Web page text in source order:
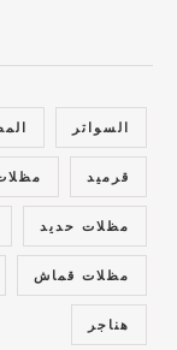
السواتر
قرميد
مظلات حديد
مظلات قماش
هناجر